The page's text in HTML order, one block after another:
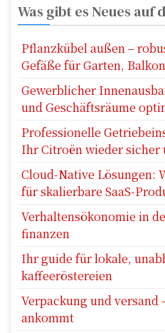
a
t
i
o
n
Was gibt es Neues auf
Pflanzkübel außen –
Gefäße für Garten,
Gewerblicher
und Geschäftsräume
Professionelle
Ihr Citroën wieder
Cloud-Native Lösungen:
für skalierbare SaaS-
Verhaltensökonomie in
finanzen
Ihr guide für lokale,
kaffeeröstereien
Verpackung und
ankommt